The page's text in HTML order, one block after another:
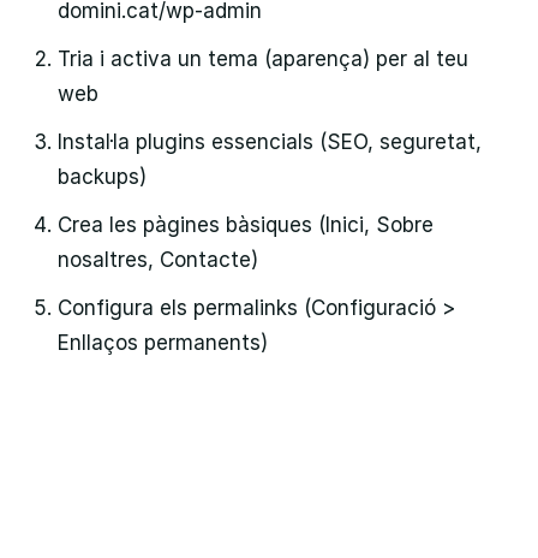
domini.cat/wp-admin
Tria i activa un tema (aparença) per al teu
web
Instal·la plugins essencials (SEO, seguretat,
backups)
Crea les pàgines bàsiques (Inici, Sobre
nosaltres, Contacte)
Configura els permalinks (Configuració >
Enllaços permanents)